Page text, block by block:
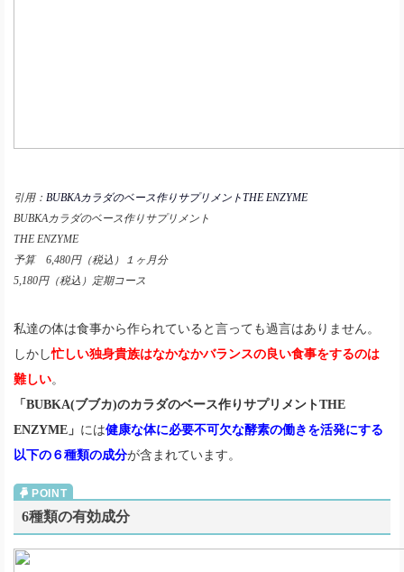
引用： BUBKAカラダのベース作りサプリメントTHE ENZYME
BUBKAカラダのベース作りサプリメント
THE ENZYME
予算 6,480円（税込）１ヶ月分
5,180円（税込）定期コース
私達の体は食事から作られていると言っても過言はありません。
しかし忙しい独身貴族はなかなかバランスの良い食事をするのは
難しい。
「BUBKA(ブブカ)のカラダのベース作りサプリメントTHE
ENZYME」 には健康な体に必要不可欠な酵素の働きを活発にする
以下の６種類の成分が含まれています。
6種類の有効成分